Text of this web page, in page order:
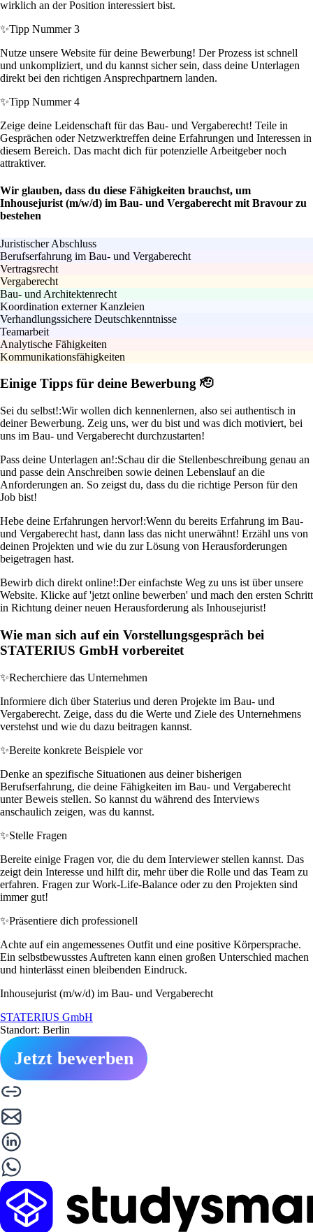
wirklich an der Position interessiert bist.
✨Tipp Nummer 3
Nutze unsere Website für deine Bewerbung! Der Prozess ist schnell
und unkompliziert, und du kannst sicher sein, dass deine Unterlagen
direkt bei den richtigen Ansprechpartnern landen.
✨Tipp Nummer 4
Zeige deine Leidenschaft für das Bau- und Vergaberecht! Teile in
Gesprächen oder Netzwerktreffen deine Erfahrungen und Interessen in
diesem Bereich. Das macht dich für potenzielle Arbeitgeber noch
attraktiver.
Wir glauben, dass du diese Fähigkeiten brauchst, um
Inhousejurist (m/w/d) im Bau- und Vergaberecht mit Bravour zu
bestehen
Juristischer Abschluss
Berufserfahrung im Bau- und Vergaberecht
Vertragsrecht
Vergaberecht
Bau- und Architektenrecht
Koordination externer Kanzleien
Verhandlungssichere Deutschkenntnisse
Teamarbeit
Analytische Fähigkeiten
Kommunikationsfähigkeiten
Einige Tipps für deine Bewerbung 🫡
Sei du selbst!:Wir wollen dich kennenlernen, also sei authentisch in
deiner Bewerbung. Zeig uns, wer du bist und was dich motiviert, bei
uns im Bau- und Vergaberecht durchzustarten!
Pass deine Unterlagen an!:Schau dir die Stellenbeschreibung genau an
und passe dein Anschreiben sowie deinen Lebenslauf an die
Anforderungen an. So zeigst du, dass du die richtige Person für den
Job bist!
Hebe deine Erfahrungen hervor!:Wenn du bereits Erfahrung im Bau-
und Vergaberecht hast, dann lass das nicht unerwähnt! Erzähl uns von
deinen Projekten und wie du zur Lösung von Herausforderungen
beigetragen hast.
Bewirb dich direkt online!:Der einfachste Weg zu uns ist über unsere
Website. Klicke auf 'jetzt online bewerben' und mach den ersten Schritt
in Richtung deiner neuen Herausforderung als Inhousejurist!
Wie man sich auf ein Vorstellungsgespräch bei
STATERIUS GmbH vorbereitet
✨Recherchiere das Unternehmen
Informiere dich über Staterius und deren Projekte im Bau- und
Vergaberecht. Zeige, dass du die Werte und Ziele des Unternehmens
verstehst und wie du dazu beitragen kannst.
✨Bereite konkrete Beispiele vor
Denke an spezifische Situationen aus deiner bisherigen
Berufserfahrung, die deine Fähigkeiten im Bau- und Vergaberecht
unter Beweis stellen. So kannst du während des Interviews
anschaulich zeigen, was du kannst.
✨Stelle Fragen
Bereite einige Fragen vor, die du dem Interviewer stellen kannst. Das
zeigt dein Interesse und hilft dir, mehr über die Rolle und das Team zu
erfahren. Fragen zur Work-Life-Balance oder zu den Projekten sind
immer gut!
✨Präsentiere dich professionell
Achte auf ein angemessenes Outfit und eine positive Körpersprache.
Ein selbstbewusstes Auftreten kann einen großen Unterschied machen
und hinterlässt einen bleibenden Eindruck.
Inhousejurist (m/w/d) im Bau- und Vergaberecht
STATERIUS GmbH
Standort: Berlin
Jetzt bewerben